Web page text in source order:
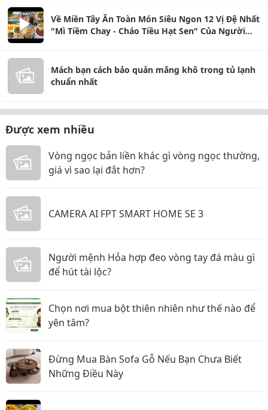
Về Miền Tây Ăn Toàn Món Siêu Ngon 12 Vị Đệ Nhất
"Mì Tiềm Chay - Cháo Tiều Hạt Sen" Của Người
Mách bạn cách bảo quản măng khô trong tủ lạnh
chuẩn nhất
Được xem nhiều
Vòng ngọc bản liền khác gì vòng ngọc thường,
giá vì sao lại đắt hơn?
CAMERA AI FPT SMART HOME SE 3
Người mệnh Hỏa hợp đeo vòng tay đá màu gì
để hút tài lộc?
Chọn nơi mua bột thiên nhiên như thế nào để
yên tâm?
Đừng Mua Bàn Sofa Gỗ Nếu Bạn Chưa Biết
Những Điều Này